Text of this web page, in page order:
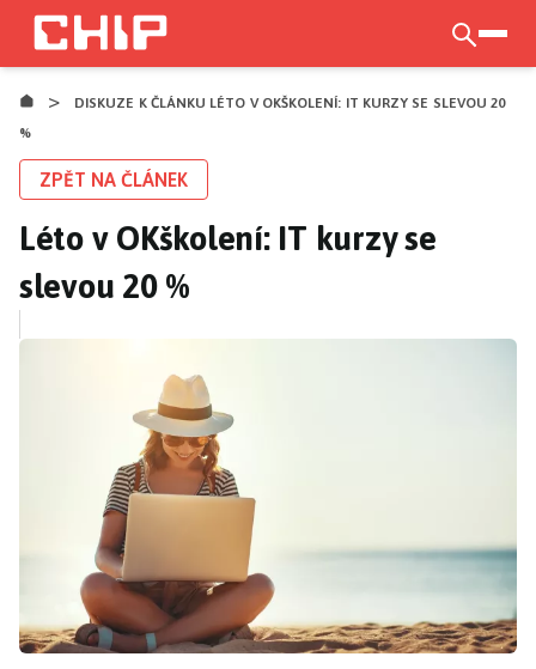
Přejít
hlavnímu
obsahu
>
DISKUZE K ČLÁNKU LÉTO V OKŠKOLENÍ: IT KURZY SE SLEVOU 20
%
ZPĚT NA ČLÁNEK
Léto v OKškolení: IT kurzy se
slevou 20 %